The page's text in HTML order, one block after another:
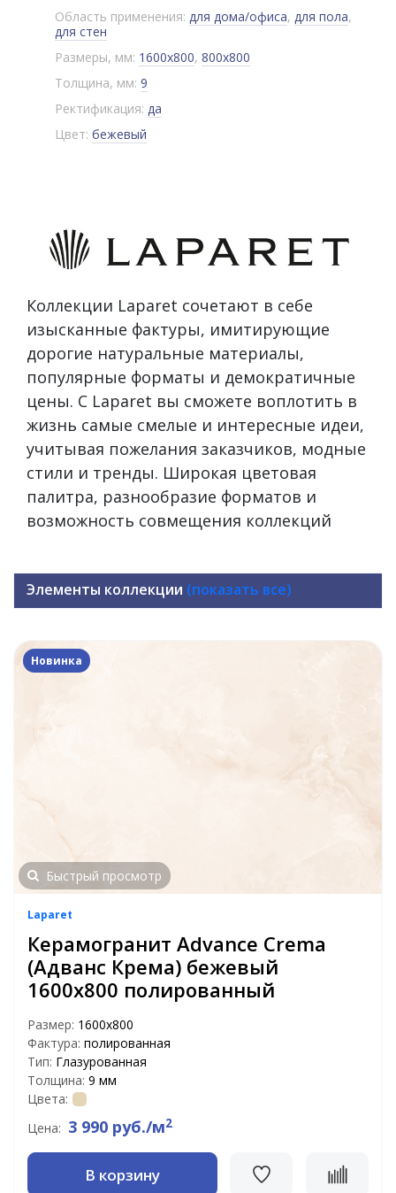
Область применения: для дома/офиса, для пола,
для стен
Размеры, мм: 1600x800, 800x800
Толщина, мм: 9
Ректификация: да
Цвет: бежевый
Коллекции Laparet сочетают в себе
изысканные фактуры, имитирующие
дорогие натуральные материалы,
популярные форматы и демократичные
цены. С Laparet вы сможете воплотить в
жизнь самые смелые и интересные идеи,
учитывая пожелания заказчиков, модные
стили и тренды. Широкая цветовая
палитра, разнообразие форматов и
возможность совмещения коллекций
Элементы коллекции (показать все)
Новинка
Быстрый просмотр
Laparet
Керамогранит Advance Crema
(Адванс Крема) бежевый
1600х800 полированный
Размер: 1600x800
Фактура: полированная
Тип: Глазурованная
Толщина: 9 мм
Цвета:
Цена: 3 990 руб./м2
В корзину